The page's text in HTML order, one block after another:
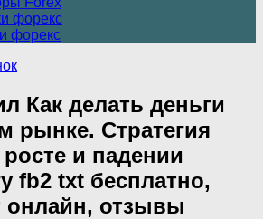
форекс
форекс
Как делать деньги
рынке. Стратегия
и падении
fb2 txt бесплатно,
онлайн, отзывы